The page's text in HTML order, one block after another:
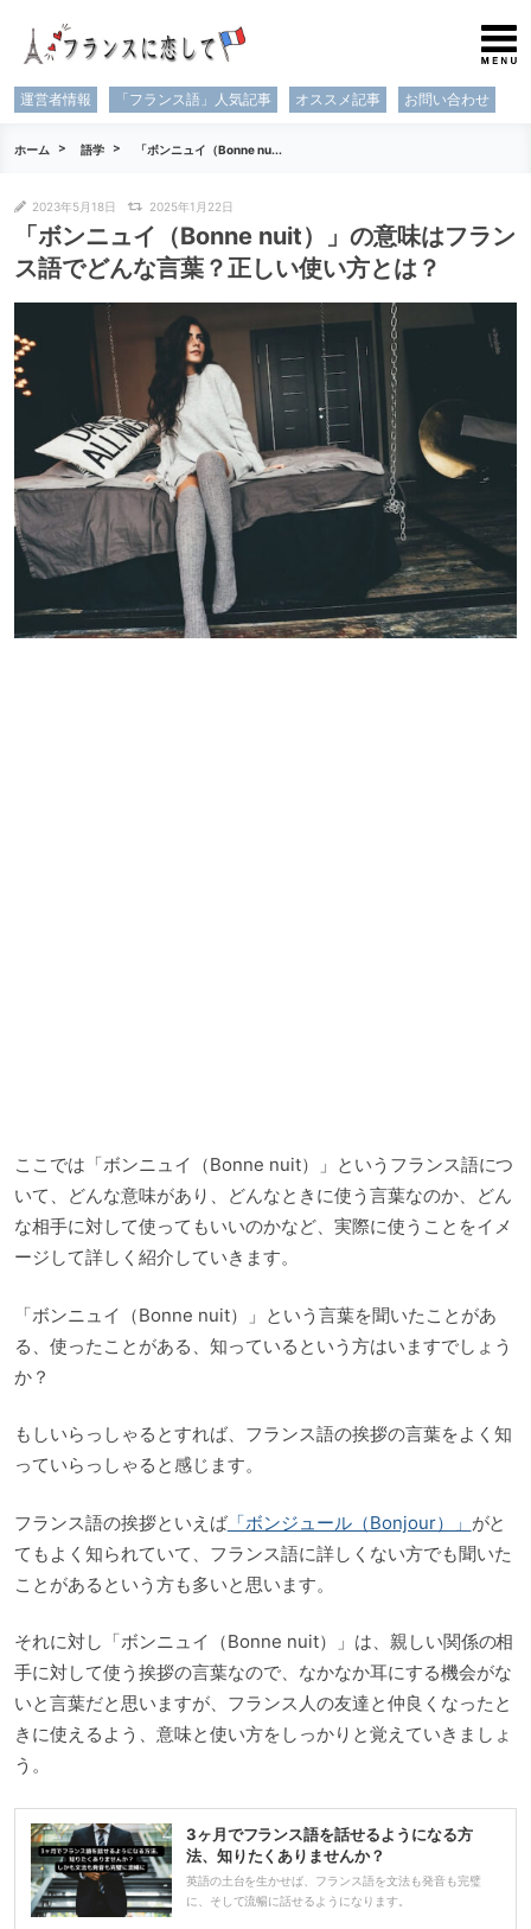
運営者情報 「フランス語」人気記事 オススメ記事 お問い合わせ
ホーム 語学 「ボンニュイ（Bonne nu...
2023年5月18日 2025年1月22日
「ボンニュイ（Bonne nuit）」の意味はフラン
ス語でどんな言葉？正しい使い方とは？
ここでは「ボンニュイ（Bonne nuit）」というフランス語につ
いて、どんな意味があり、どんなときに使う言葉なのか、どん
な相手に対して使ってもいいのかなど、実際に使うことをイメ
ージして詳しく紹介していきます。
「ボンニュイ（Bonne nuit）」という言葉を聞いたことがあ
る、使ったことがある、知っているという方はいますでしょう
か？
もしいらっしゃるとすれば、フランス語の挨拶の言葉をよく知
っていらっしゃると感じます。
フランス語の挨拶といえば「ボンジュール（Bonjour）」 がと
てもよく知られていて、フランス語に詳しくない方でも聞いた
ことがあるという方も多いと思います。
それに対し「ボンニュイ（Bonne nuit）」は、親しい関係の相
手に対して使う挨拶の言葉なので、なかなか耳にする機会がな
いと言葉だと思いますが、フランス人の友達と仲良くなったと
きに使えるよう、意味と使い方をしっかりと覚えていきましょ
う。
3ヶ月でフランス語を話せるようになる方
法、知りたくありませんか？
英語の土台を生かせば、フランス語を文法も発音も完璧
に、そして流暢に話せるようになります。